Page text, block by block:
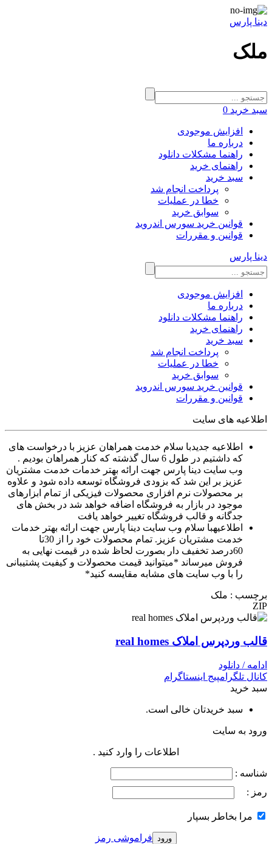
دینا پارس
ملک
سبد خرید 0
افزایش موجودی
درباره ما
راهنما مشکلات دانلود
راهنمای خرید
سبد خرید
پرداخت انجام شد
خطا در عملیات
سوابق خرید
قوانین خرید سورس اندروید
قوانین و مقررات
دینا پارس
افزایش موجودی
درباره ما
راهنما مشکلات دانلود
راهنمای خرید
سبد خرید
پرداخت انجام شد
خطا در عملیات
سوابق خرید
قوانین خرید سورس اندروید
قوانین و مقررات
اطلاعیه های سایت
اطلاعیه جدیدبا سلام خدمت همراهان عزیز با درخواست های
که داشتیم در طول 6 سال گذشته که کنار همراهان بودیم .
وب سایت دینا پارس جهت ارائه بهتر خدمات خدمت مشتریان
عزیز بر این شد که بزودی فروشگاه توسعه داده شود و علاوه
بر محصولات نرم افزاری محصولات فیزیکی از تمام ابزارهای
موجود در بازار به فروشگاه اضافه خواهد شد در بخش های
جدگانه و قالب فروشگاه تغییر خواهد یافت
اطلاعیهبا سلام وب سایت دینا پارس جهت ارائه بهتر خدمات
خدمت مشتریان عزیز. تمام محصولات خود را از 30تا
60درصد تخفیف دار بصورت لحاظ شده در قیمت نهایی به
فروش میرساند *میتوانید قیمت محصولات و کیفیت پشتیبانی
را با وب سایت های مشابه مقایسه کنید*
برچسب : ملک
ZIP
قالب وردپرس املاک real homes
ادامه / دانلود
کانال تلگرامپیج اینستاگرام
سبد خرید
سبد خریدتان خالی است.
ورود به سایت
اطلاعات را وارد کنید .
شناسه :
رمز :
مرا بخاطر بسپار
فراموشی رمز